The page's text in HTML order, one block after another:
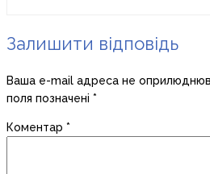
Залишити відповідь
Ваша e-mail адреса не
поля позначені *
Коментар *